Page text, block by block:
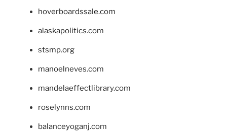
hoverboardssale.com
alaskapolitics.com
stsmp.org
manoelneves.com
mandelaeffectlibrary.com
roselynns.com
balanceyoganj.com